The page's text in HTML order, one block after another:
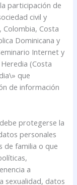
participación de
civil y
Colombia, Costa
Dominicana y
Internet y
(Costa
que
de información
protegerse la
personales
de familia o que
a
sexualidad, datos